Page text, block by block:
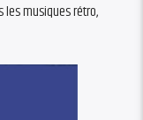
les musiques rétro,